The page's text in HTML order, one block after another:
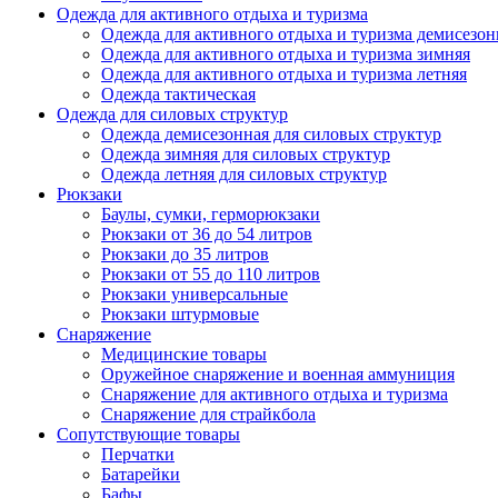
Одежда для активного отдыха и туризма
Одежда для активного отдыха и туризма
Одежда для активного отдыха и туризма зимняя
Одежда для активного отдыха и туризма летняя
Одежда тактическая
Одежда для силовых структур
Одежда демисезонная для силовых структур
Одежда зимняя для силовых структур
Одежда летняя для силовых структур
Рюкзаки
Баулы, сумки, герморюкзаки
Рюкзаки от 36 до 54 литров
Рюкзаки до 35 литров
Рюкзаки от 55 до 110 литров
Рюкзаки универсальные
Рюкзаки штурмовые
Снаряжение
Медицинские товары
Оружейное снаряжение и военная аммуниция
Снаряжение для активного отдыха и туризма
Снаряжение для страйкбола
Сопутствующие товары
Перчатки
Батарейки
Бафы